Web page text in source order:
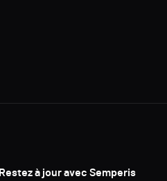
Restez à jour avec Semperis